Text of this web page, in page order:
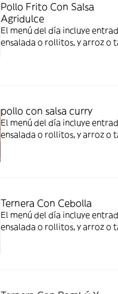
Pollo Frito Con Salsa
Agridulce
El menú del día incluye
ensalada o rollitos, y arroz o
pollo con salsa curry
El menú del día incluye
ensalada o rollitos, y arroz o
Ternera Con Cebolla
El menú del día incluye
ensalada o rollitos, y arroz o